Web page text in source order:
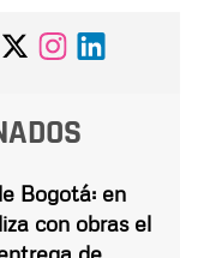
Bogotá: en
con obras el